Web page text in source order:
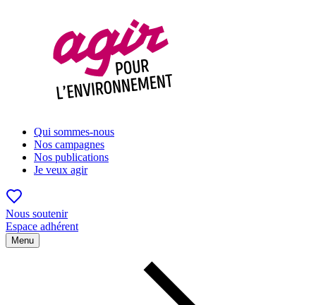
Qui sommes-nous
Nos campagnes
Nos publications
Je veux agir
Nous soutenir
Espace adhérent
Menu